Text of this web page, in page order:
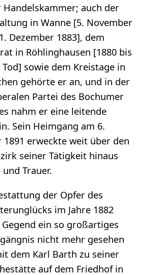
Handelskammer; auch der
in Wanne [5. November
Dezember 1883], dem
in Röhlinghausen [1880 bis
sowie dem Kreistage in
gehörte er an, und in der
Partei des Bochumer
nahm er eine leitende
Sein Heimgang am 6.
1891 erweckte weit über den
seiner Tätigkeit hinaus
Trauer.
der Opfer des
im Jahre 1882
ein so großartiges
nicht mehr gesehen
dem Karl Barth zu seiner
auf dem Friedhof in